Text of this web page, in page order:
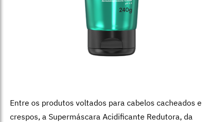
Entre os produtos voltados para cabelos cacheados e
crespos, a Supermáscara Acidificante Redutora, da